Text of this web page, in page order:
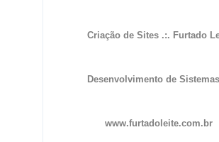
Criação de Sites .:. Furtado
Desenvolvimento de
www.furtadoleite.com.br